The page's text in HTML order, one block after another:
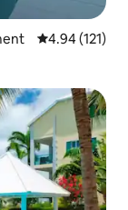
Calificación
4.94 (121)